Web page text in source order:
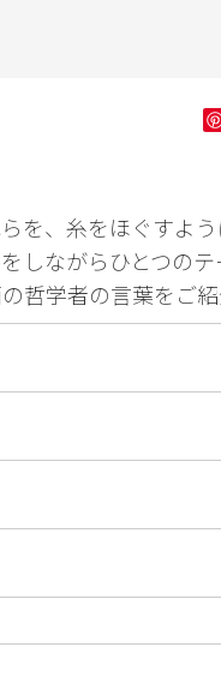
花
を、糸をほぐすよ
しながらひとつの
哲学者の言葉をご紹